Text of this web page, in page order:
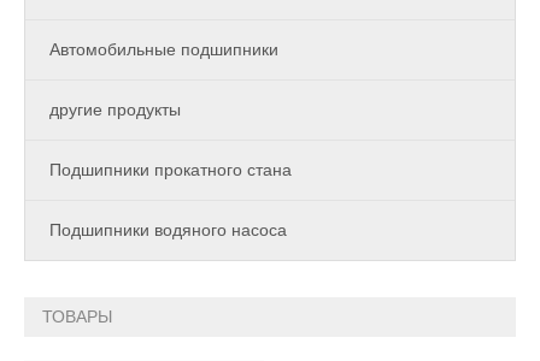
Автомобильные подшипники
другие продукты
Подшипники прокатного стана
Подшипники водяного насоса
ТОВАРЫ